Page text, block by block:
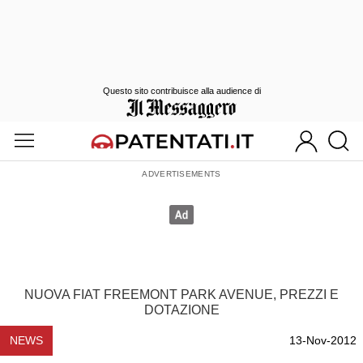
NUOVA FIAT FREEMONT PARK AVENUE, PREZZI E
DOTAZIONE
NEWS 13-Nov-2012
Questo sito contribuisce alla audience di